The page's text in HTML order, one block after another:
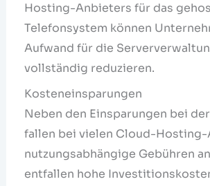
Hosting-Anbieters für das
Telefonsystem können
Aufwand für die
vollständig reduzieren.
Kosteneinsparungen
Neben den Einsparungen bei
fallen bei vielen Cloud-
nutzungsabhängige Gebühren
entfallen hohe